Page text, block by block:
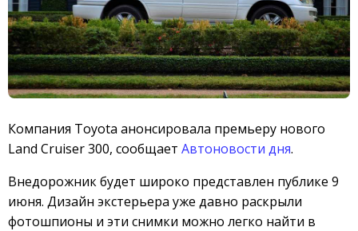
Компания Toyota анонсировала премьеру нового
Land Cruiser 300, сообщает Автоновости дня.
Внедорожник будет широко представлен публике 9
июня. Дизайн экстерьера уже давно раскрыли
фотошпионы и эти снимки можно легко найти в